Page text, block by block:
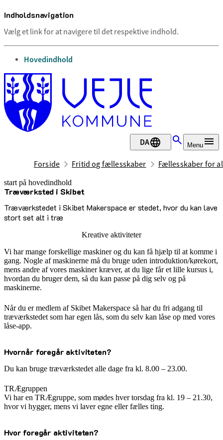
Indholdsnavigation
Vælg et link for at navigere til det respektive indhold.
gå til
Hovedindhold
DA Menu
Forside Fritid og fællesskaber Fællesskaber for
start på hovedindhold
Træværksted i Skibet
Træværkstedet i Skibet Makerspace er stedet, hvor du kan lave
stort set alt i træ
senest opdateret 29. juni 2026
Kreative aktiviteter
Vi har mange forskellige maskiner og du kan få hjælp til at komme i
gang. Nogle af maskinerne må du bruge uden introduktion/kørekort,
mens andre af vores maskiner kræver, at du lige får et lille kursus i,
hvordan du bruger dem, så du kan passe på dig selv og på
maskinerne.
Når du er medlem af Skibet Makerspace så har du fri adgang til
træværkstedet som har egen lås, som du selv kan låse op med vores
låse-app.
Hvornår foregår aktiviteten?
Du kan bruge træværkstedet alle dage fra kl. 8.00 – 23.00.
TRÆgruppen
Vi har en TRÆgruppe, som mødes hver torsdag fra kl. 19 – 21.30,
hvor vi hygger, mens vi laver egne eller fælles ting.
Hvor foregår aktiviteten?